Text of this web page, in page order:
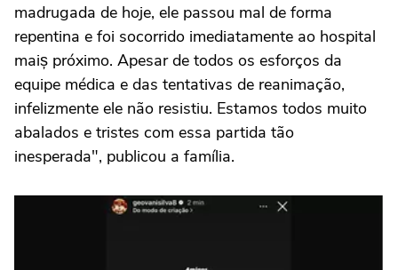
madrugada de hoje, ele passou mal de forma
repentina e foi socorrido imediatamente ao hospital
maiș próximo. Apesar de todos os esforços da
equipe médica e das tentativas de reanimação,
infelizmente ele não resistiu. Estamos todos muito
abalados e tristes com essa partida tão
inesperada", publicou a família.